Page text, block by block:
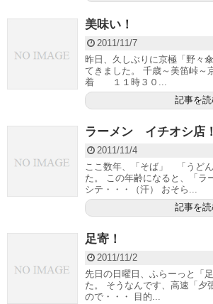
美味い！
2011/11/7
昨日、久しぶりに京極「野々
てきました。 千歳～美笛峠
着 １１時３０...
記事を読
ラーメン イチオシ店！
2011/11/4
ここ数年、「そば」 「うど
た。 この年齢になると、「
シテ・・・（汗） おそら...
記事を読
足寄！
2011/11/2
先日の日曜日、ふらーっと「
た。 そうなんです、高速「夕
ので・・・ 目的...